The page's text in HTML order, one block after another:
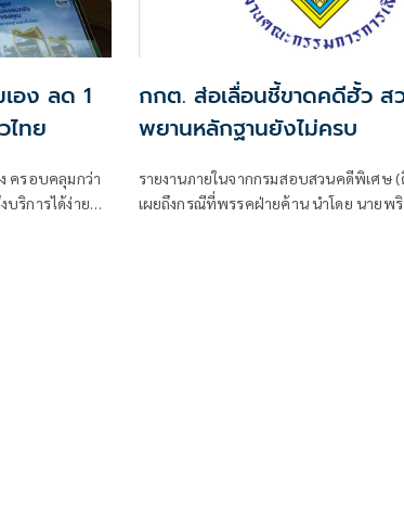
อง ลด 1
ไทย
บริการได้ง่าย
กกต. ส่อเลื่อนชี้ขาดคดีฮั้ว ส
พยานหลักฐานยังไม่ครบ
รายงานภายในจากกรมสอบสวนคดีพิเศษ (
เผยถึงกรณีที่พรรคฝ่ายค้าน นำโดย นายพ